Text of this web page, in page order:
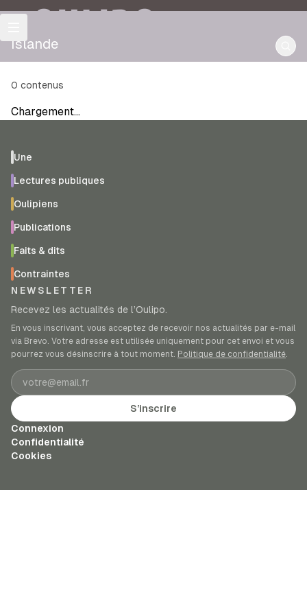
OULIPO
Islande
0 contenus
Chargement…
Une
Lectures publiques
Oulipiens
Publications
Faits & dits
Contraintes
NEWSLETTER
Recevez les actualités de l’Oulipo.
En vous inscrivant, vous acceptez de recevoir nos actualités par e-mail
via Brevo. Votre adresse est utilisée uniquement pour cet envoi et vous
pourrez vous désinscrire à tout moment. Politique de confidentialité.
Adresse e-mail
S’inscrire
Connexion
Confidentialité
Cookies